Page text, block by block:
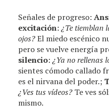
Señales de progreso:
excitación:¿Te tiemblan
ojos?El miedo escénico
pero se vuelve energía
silencio:¿Ya no rellenas
sientes cómodo callado
es el nirvana del poder.;
¿Ves tus vídeos? Te ves
mismo.